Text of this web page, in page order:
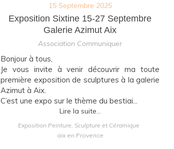
15 Septembre 2025
Exposition Sixtine 15-27 Septembre
Galerie Azimut Aix
Association Communiquer
Bonjour à tous,
Je vous invite à venir découvrir ma toute
première exposition de sculptures à la galerie
Azimut à Aix.
C’est une expo sur le thème du bestiai...
Lire la suite...
Exposition Peinture, Sculpture et Céramique
aix en Provence